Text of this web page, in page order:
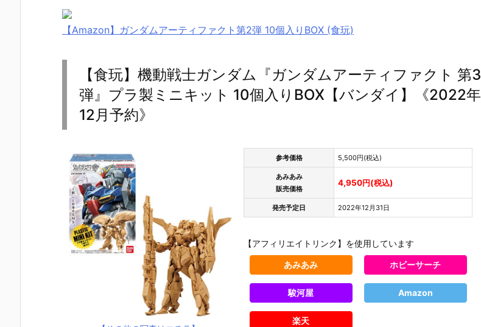
【Amazon】ガンダムアーティファクト第2弾 10個入りBOX (食玩)
【食玩】機動戦士ガンダム『ガンダムアーティファクト 第3
弾』プラ製ミニキット 10個入りBOX【バンダイ】《2022年
12月予約》
参考価格 5,500円(税込)
あみあみ
販売価格
4,950円(税込)
発売予定日 2022年12月31日
【アフィリエイトリンク】を使用しています
あみあみ ホビーサーチ
駿河屋 Amazon
楽天
ENTRY GRA
【ガンプラ】
HG 1/144
【ガンプラ】
【ガンプラ】
HG 1/144